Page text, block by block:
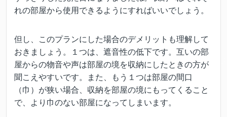
れの部屋から使用できるようにすればいいでしょう。
但し、このプランにした場合のデメリットも理解して
おきましょう。１つは、遮音性の低下です。互いの部
屋からの物音や声は部屋の境を収納にしたときの方が
聞こえやすいです。また、もう１つは部屋の間口
（巾）が狭い場合、収納を部屋の境にもってくること
で、より巾のない部屋になってしまいます。